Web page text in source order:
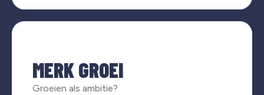
MERK GROEI
Groeien als ambitie?